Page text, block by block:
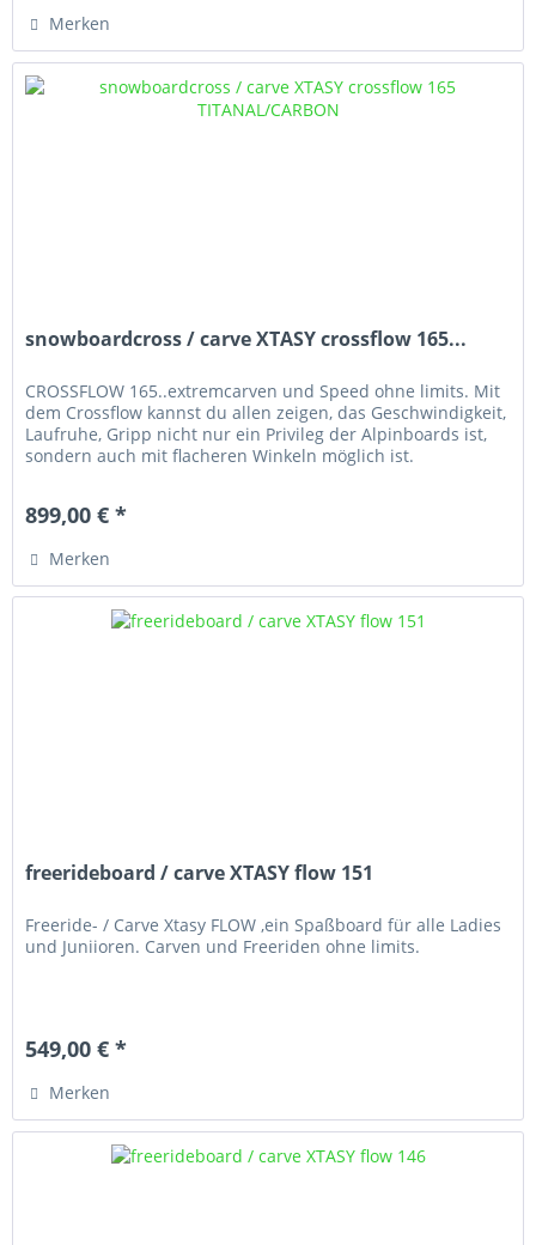
Merken
snowboardcross / carve XTASY crossflow 165...
CROSSFLOW 165..extremcarven und Speed ohne limits. Mit
dem Crossflow kannst du allen zeigen, das Geschwindigkeit,
Laufruhe, Gripp nicht nur ein Privileg der Alpinboards ist,
sondern auch mit flacheren Winkeln möglich ist.
899,00 € *
Merken
freerideboard / carve XTASY flow 151
Freeride- / Carve Xtasy FLOW ,ein Spaßboard für alle Ladies
und Juniioren. Carven und Freeriden ohne limits.
549,00 € *
Merken